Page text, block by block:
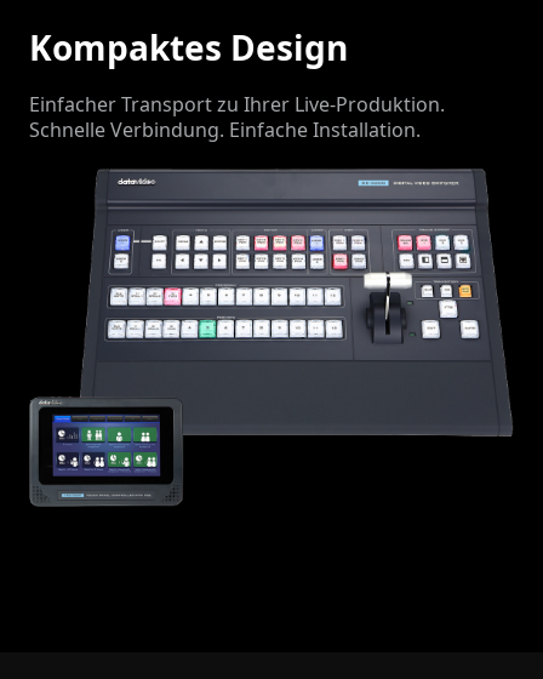
Kompaktes Design
Einfacher Transport zu Ihrer Live-Produktion.
Schnelle Verbindung. Einfache Installation.